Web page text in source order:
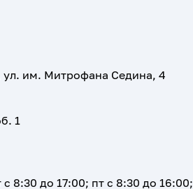
ул. им. Митрофана Седина, 4
1
8:30 до 17:00; пт с 8:30 до 16:00;